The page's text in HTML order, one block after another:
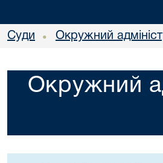
Суди • Окружний
Окружний